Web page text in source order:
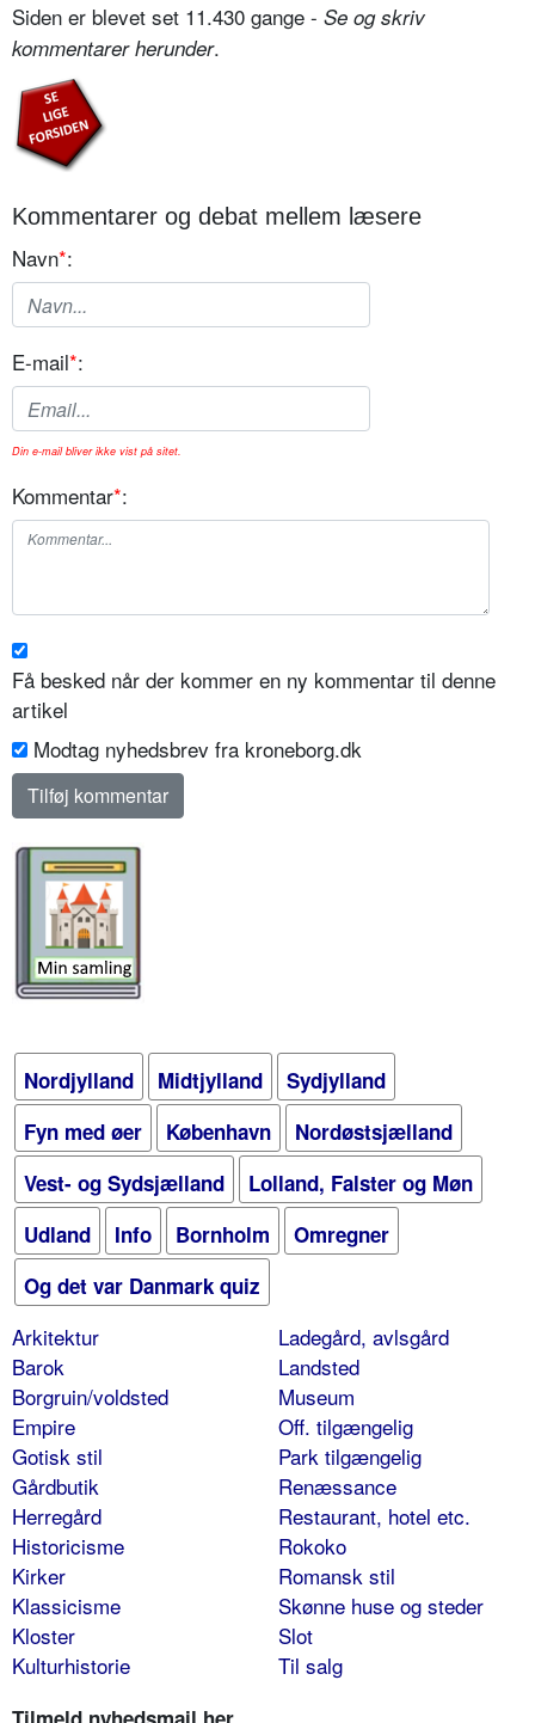
Siden er blevet set 11.430 gange - Se og skriv
kommentarer herunder.
Kommentarer og debat mellem læsere
Navn*:
E-mail*:
Din e-mail bliver ikke vist på sitet.
Kommentar*:
Få besked når der kommer en ny kommentar til denne
artikel
Modtag nyhedsbrev fra kroneborg.dk
Nordjylland Midtjylland
Sydjylland
Fyn med øer
København
Nordøstsjælland
Vest- og Sydsjælland
Lolland, Falster og Møn
Udland
Info Bornholm
Omregner
Og det var Danmark quiz
Arkitektur
Barok
Borgruin/voldsted
Empire
Gotisk stil
Gårdbutik
Herregård
Historicisme
Kirker
Klassicisme
Kloster
Kulturhistorie
Ladegård, avlsgård
Landsted
Museum
Off. tilgængelig
Park tilgængelig
Renæssance
Restaurant, hotel etc.
Rokoko
Romansk stil
Skønne huse og steder
Slot
Til salg